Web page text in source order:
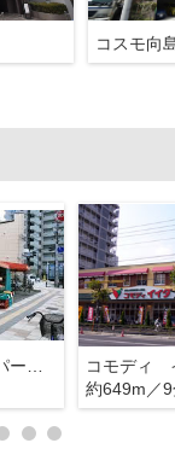
コスモ向
エネルギースーパーたじま向島店
約649m／